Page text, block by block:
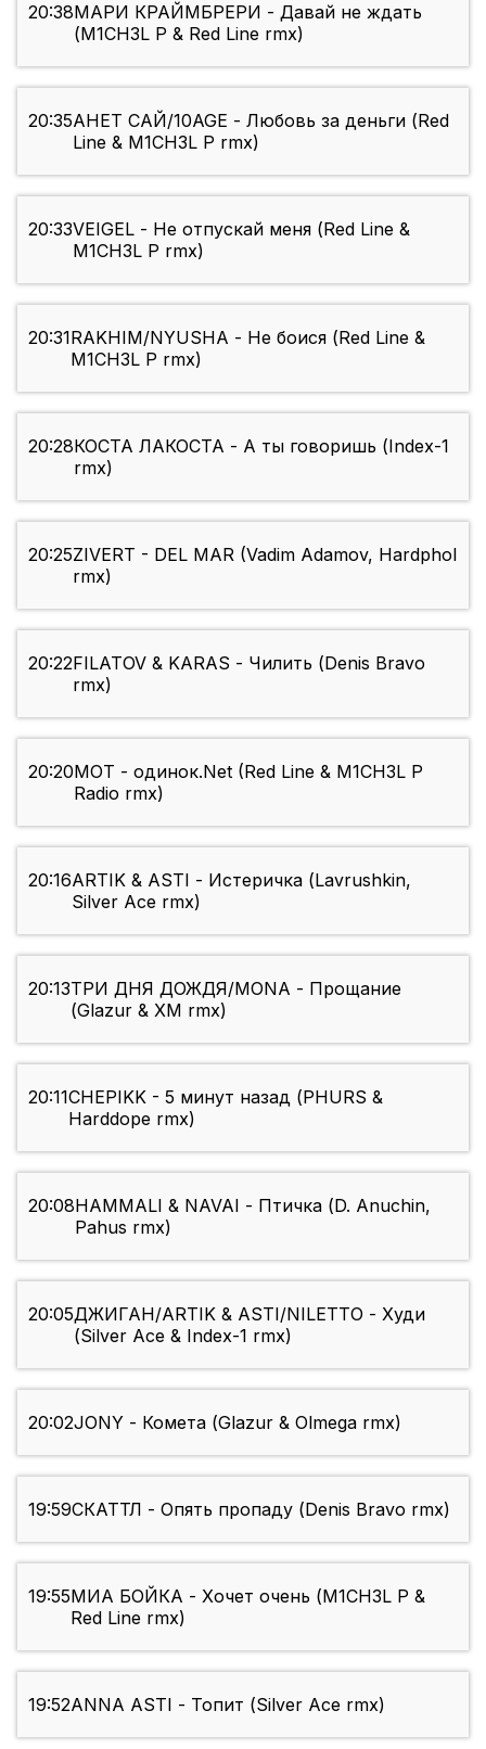
20:38МАРИ КРАЙМБРЕРИ - Давай не ждать
(M1CH3L P & Red Line rmx)
20:35АНЕТ САЙ/10AGE - Любовь за деньги (Red
Line & M1CH3L P rmx)
20:33VEIGEL - Не отпускай меня (Red Line &
M1CH3L P rmx)
20:31RAKHIM/NYUSHA - Не боися (Red Line &
M1CH3L P rmx)
20:28КОСТА ЛАКОСТА - А ты говоришь (Index-1
rmx)
20:25ZIVERT - DEL MAR (Vadim Adamov, Hardphol
rmx)
20:22FILATOV & KARAS - Чилить (Denis Bravo
rmx)
20:20МОТ - одинок.Net (Red Line & M1CH3L P
Radio rmx)
20:16ARTIK & ASTI - Истеричка (Lavrushkin,
Silver Ace rmx)
20:13ТРИ ДНЯ ДОЖДЯ/MONA - Прощание
(Glazur & XM rmx)
20:11CHEPIKK - 5 минут назад (PHURS &
Harddope rmx)
20:08HAMMALI & NAVAI - Птичка (D. Anuchin,
Pahus rmx)
20:05ДЖИГАН/ARTIK & ASTI/NILETTO - Худи
(Silver Ace & Index-1 rmx)
20:02JONY - Комета (Glazur & Olmega rmx)
19:59СКАТТЛ - Опять пропаду (Denis Bravo rmx)
19:55МИА БОЙКА - Хочет очень (M1CH3L P &
Red Line rmx)
19:52ANNA ASTI - Топит (Silver Ace rmx)